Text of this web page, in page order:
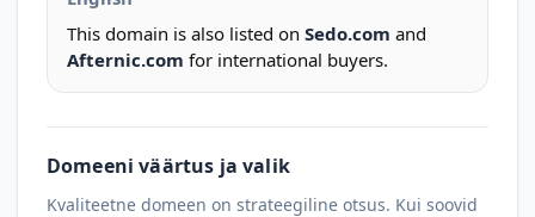
This domain is also listed on Sedo.com and
Afternic.com for international buyers.
Domeeni väärtus ja valik
Kvaliteetne domeen on strateegiline otsus. Kui soovid